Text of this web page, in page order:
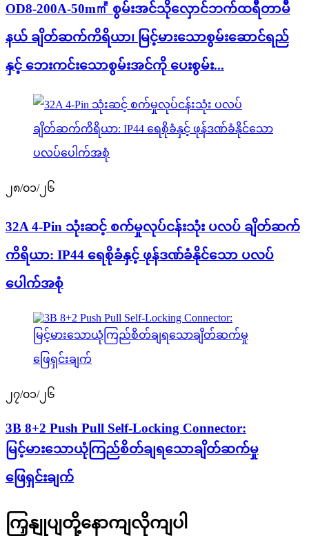
OD8-200A-50m㎡ စွမ်းအင်သိုလှောင်ဘက်ထရီတာမီ
နယ် ချိတ်ဆက်ကိရိယာ၊ မြင့်မားသောစွမ်းဆောင်ရည်
နှင့် ဘေးကင်းသောစွမ်းအင်ကို ပေးစွမ်း...
၂၈/၀၁/၂၆
32A 4-Pin သုံးဆင့် စက်မှုလုပ်ငန်းသုံး ပလပ် ချိတ်ဆက်
ကိရိယာ: IP44 ရေစိုခံနှင့် ဖုန်ဒဏ်ခံနိုင်သော ပလပ်
ပေါက်အစုံ
၂၇/၀၁/၂၆
3B 8+2 Push Pull Self-Locking Connector:
မြင့်မားသောယုံကြည်စိတ်ချရသောချိတ်ဆက်မှု
ဖြေရှင်းချက်
ကြှနျုပျတို့နောကျလိုကျပါ